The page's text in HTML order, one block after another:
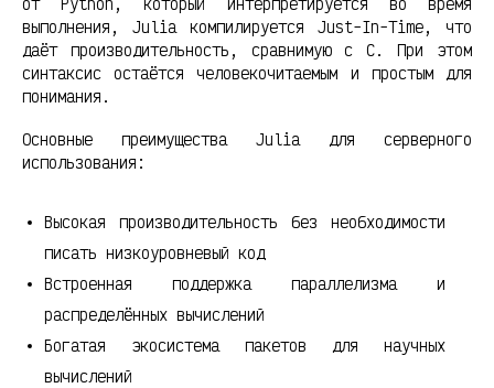
выполнения, Julia компилируется Just-In-Time, что
даёт производительность, сравнимую с C. При этом
синтаксис остаётся человекочитаемым и простым для
понимания.
Основные преимущества Julia для серверного
использования:
Высокая производительность без необходимости
писать низкоуровневый код
Встроенная поддержка параллелизма и
распределённых вычислений
Богатая экосистема пакетов для научных
вычислений